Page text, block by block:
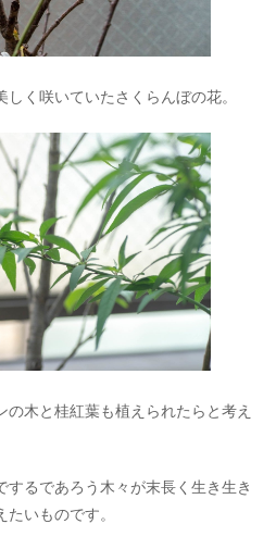
く咲いていたさくらんぼの花。
木と桂紅葉も植えられたらと考え
るであろう木々が末長く生き生き
いものです。